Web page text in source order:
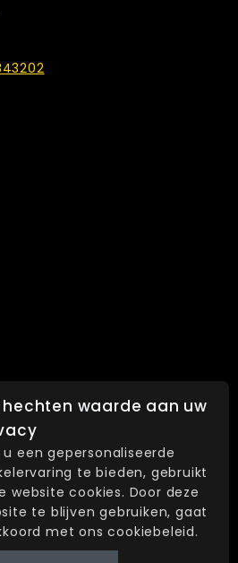
Amsterdam
hechten waarde aan uw
een gepersonaliseerde
te bieden, gebruikt
website cookies. Door deze
te blijven gebruiken, gaat
met ons cookiebeleid.